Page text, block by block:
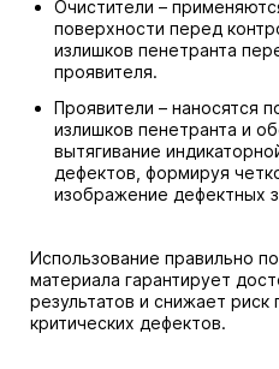
Очистители –
поверхности перед
излишков пенетранта
проявителя.
Проявители – наносятся
излишков пенетранта и
вытягивание
дефектов, формируя
изображение дефектных
Использование правильно
материала гарантирует
результатов и снижает риск
критических дефектов.